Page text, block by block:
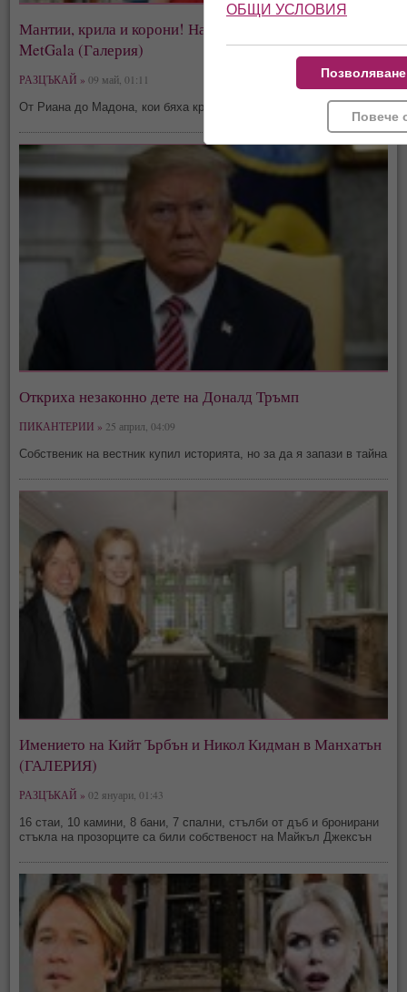
Мантии, крила и корони! Най-шармантните тоалети на
MetGala (Галерия)
РАЗЦЪКАЙ » 09 май, 01:11
От Риана до Мадона, кои бяха кралиците на бала
Откриха незаконно дете на Доналд Тръмп
ПИКАНТЕРИИ » 25 април, 04:09
Собственик на вестник купил историята, но за да я запази в тайна
Имението на Кийт Ърбън и Никол Кидман в Манхатън
(ГАЛЕРИЯ)
РАЗЦЪКАЙ » 02 януари, 01:43
16 стаи, 10 камини, 8 бани, 7 спални, стълби от дъб и бронирани
стъкла на прозорците са били собственост на Майкъл Джексън
ОБЩИ УСЛОВИЯ
Повече